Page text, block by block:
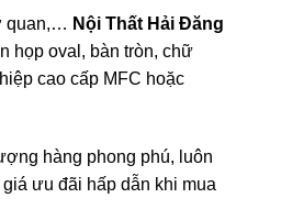
quan,… Nội Thất Hải Đăng
họp oval, bàn tròn, chữ
cao cấp MFC hoặc
hàng phong phú, luôn
ưu đãi hấp dẫn khi mua